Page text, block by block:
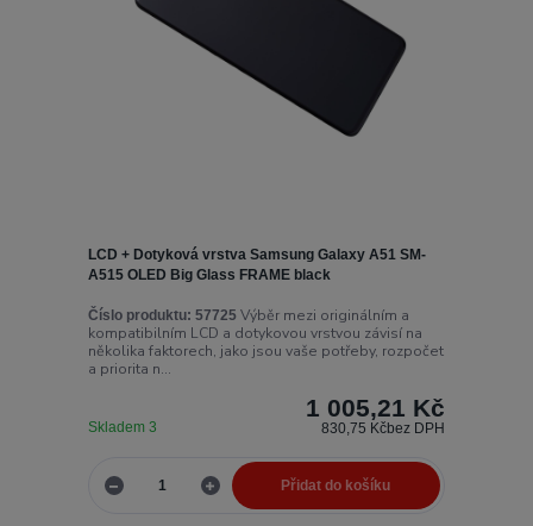
LCD + Dotyková vrstva Samsung Galaxy A51 SM-
A515 OLED Big Glass FRAME black
Číslo produktu: 57725 Výběr mezi originálním a
kompatibilním LCD a dotykovou vrstvou závisí na
několika faktorech, jako jsou vaše potřeby, rozpočet
a priorita n...
1 005,21 Kč
830,75 Kčbez DPH
Skladem 3
Přidat do košíku